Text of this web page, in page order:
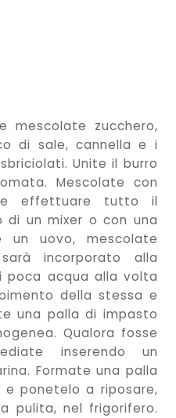
mescolate zucchero,
di sale, cannella e i
Unite il burro
Mescolate con
effettuare tutto il
di un mixer o con una
un uovo, mescolate
incorporato alla
poca acqua alla volta
della stessa e
una palla di impasto
Qualora fosse
inserendo un
Formate una palla
ponetelo a riposare,
pulita, nel frigorifero.